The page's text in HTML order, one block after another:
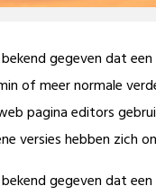
gegeven dat
of meer normale
pagina editors
versies hebben zich
gegeven dat